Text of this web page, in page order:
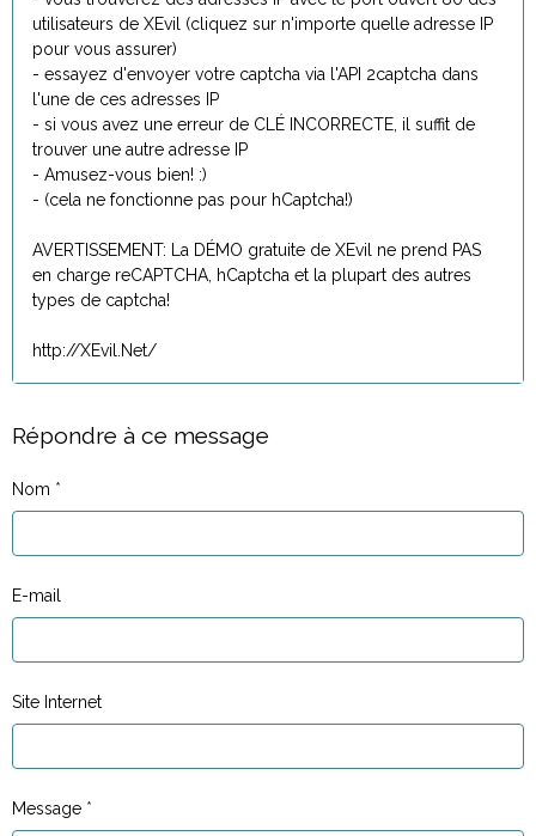
utilisateurs de XEvil (cliquez sur n'importe quelle adresse IP
pour vous assurer)
- essayez d'envoyer votre captcha via l'API 2captcha dans
l'une de ces adresses IP
- si vous avez une erreur de CLÉ INCORRECTE, il suffit de
trouver une autre adresse IP
- Amusez-vous bien! :)
- (cela ne fonctionne pas pour hCaptcha!)
AVERTISSEMENT: La DÉMO gratuite de XEvil ne prend PAS
en charge reCAPTCHA, hCaptcha et la plupart des autres
types de captcha!
http://XEvil.Net/
Répondre à ce message
Nom
E-mail
Site Internet
Message